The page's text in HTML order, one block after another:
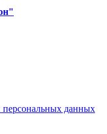
персональных данных